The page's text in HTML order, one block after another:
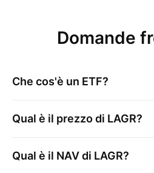
Domande
Che cos'è un ETF?
Qual è il prezzo di LAGR?
Qual è il NAV di LAGR?